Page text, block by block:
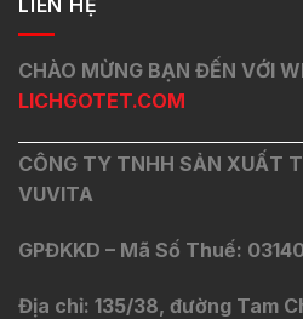
CHÀO MỪNG BẠN ĐẾN VỚI
LICHGOTET.COM
CÔNG TY TNHH SẢN XUẤT
VUVITA
GPĐKKD – Mã Số Thuế:
Địa chỉ: 135/38, đường Tam